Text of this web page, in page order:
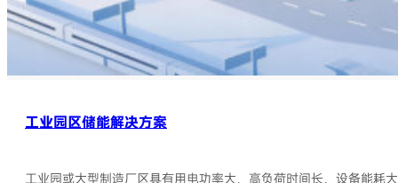
工业园区储能解决方案
工业园或大型制造厂区具有用电功率大、高负荷时间长、设备能耗